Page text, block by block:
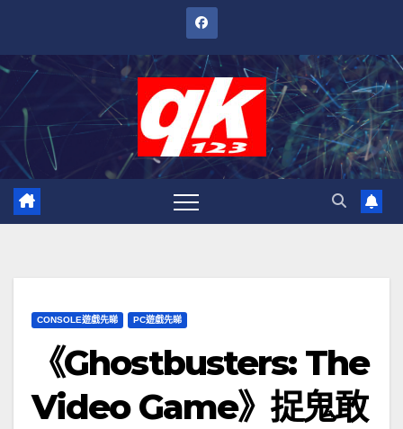
內
CONSOLE遊戲先睇 PC遊戲先睇
《Ghostbusters: The
Video Game》捉鬼敢